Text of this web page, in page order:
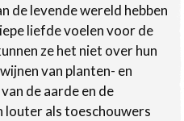
de levende wereld hebben
liefde voelen voor de
ze het niet over hun
van planten- en
de aarde en de
louter als toeschouwers